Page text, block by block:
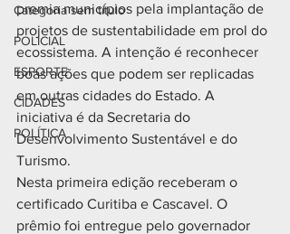
Categoria sem título
POLICIAL
ESPORTE
CIDADES
POLÍTICA
premia municípios pela implantação de
projetos de sustentabilidade em prol do
ecossistema. A intenção é reconhecer
boas ações que podem ser replicadas
em outras cidades do Estado. A
iniciativa é da Secretaria do
Desenvolvimento Sustentável e do
Turismo.
Nesta primeira edição receberam o
certificado Curitiba e Cascavel. O
prêmio foi entregue pelo governador